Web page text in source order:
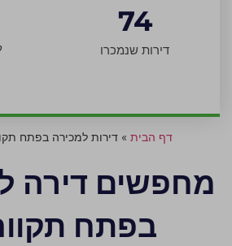
דירות שנמכרו
74
דף הבית » דירות למכירה בפתח
מחפשים דירה
בפתח